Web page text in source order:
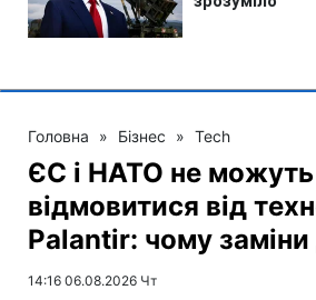
Головна » Бізнес » Tech
ЄС і НАТО не можуть
відмовитися від
Palantir: чому заміни
14:16 06.08.2026 Чт